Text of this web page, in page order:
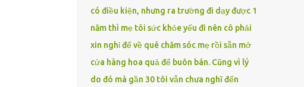
có điều kiện, nhưng ra trường đi dạy được 1
năm thì mẹ tôi sức khỏe yếu đi nên cô phải
xin nghỉ để về quê chăm sóc mẹ rồi sẵn mở
cửa hàng hoa quả để buôn bán. Cũng vì lý
do đó mà gần 30 tôi vẫn chưa nghĩ đến